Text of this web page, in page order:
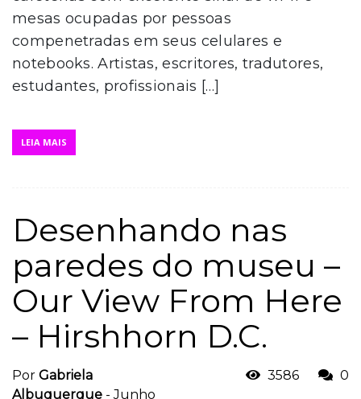
mesas ocupadas por pessoas
compenetradas em seus celulares e
notebooks. Artistas, escritores, tradutores,
estudantes, profissionais […]
LEIA MAIS
Desenhando nas
paredes do museu –
Our View From Here
– Hirshhorn D.C.
Por Gabriela
Albuquerque -Junho
3586 0